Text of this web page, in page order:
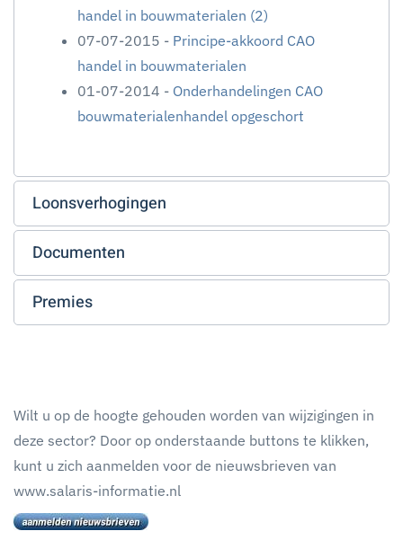
handel in bouwmaterialen (2)
07-07-2015 - Principe-akkoord CAO
handel in bouwmaterialen
01-07-2014 - Onderhandelingen CAO
bouwmaterialenhandel opgeschort
Loonsverhogingen
Documenten
Premies
Wilt u op de hoogte gehouden worden van wijzigingen in
deze sector? Door op onderstaande buttons te klikken,
kunt u zich aanmelden voor de nieuwsbrieven van
www.salaris-informatie.nl